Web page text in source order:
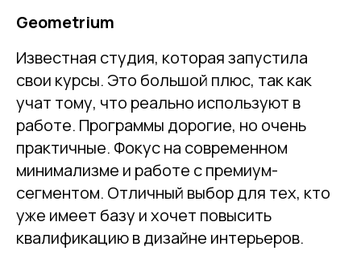
Geometrium
Известная студия, которая запустила
свои курсы. Это большой плюс, так как
учат тому, что реально используют в
работе. Программы дорогие, но очень
практичные. Фокус на современном
минимализме и работе с премиум-
сегментом. Отличный выбор для тех, кто
уже имеет базу и хочет повысить
квалификацию в дизайне интерьеров.